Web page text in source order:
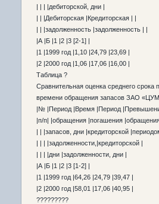
| | | |дебиторской, дни |
| | |Дебиторская |Кредиторская | |
| | |задолженность |задолженность | |
|А |Б |1 |2 |3 [2-1] |
|1 |1999 год |1,10 |24,79 |23,69 |
|2 |2000 год |1,06 |17,06 |16,00 |
Таблица ?
Сравнительная оценка среднего срока
времени обращения запасов ЗАО
|№ |Период |Время |Период
|п/п| |обращения |погашения
| | |запасов, дни |кредиторской
| | | |задолженности,|кредиторской |
| | | |дни |задолженности, дни |
|А |Б |1 |2 |3 [1-2] |
|1 |1999 год |64,26 |24,79 |39,47 |
|2 |2000 год |58,01 |17,06 |40,95 |
?????????